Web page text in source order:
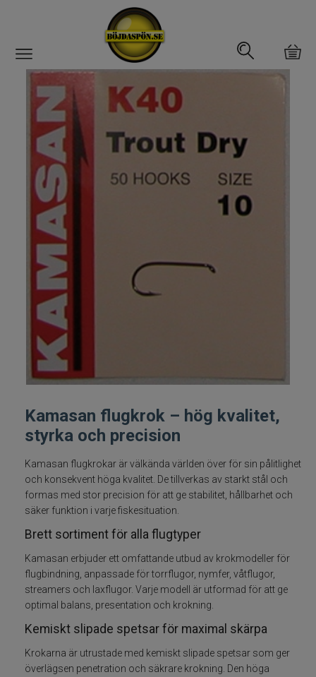
Gäddfemman
Abborrfemman
Interfiske
Rullar
Spön
Fiskeset
Fiskedrag
Fiskelinor
Småplock
Tillbehör
Flugbindning
Bindtråd
Fjäder
Flash och Fiber
Floss
Flugkrok
Kamasan flugkrok – hög kvalitet,
styrka och precision
Kamasan flugkrokar är välkända världen över för sin pålitlighet
och konsekvent höga kvalitet. De tillverkas av starkt stål och
formas med stor precision för att ge stabilitet, hållbarhet och
säker funktion i varje fiskesituation.
Brett sortiment för alla flugtyper
Kamasan erbjuder ett omfattande utbud av krokmodeller för
flugbindning, anpassade för torrflugor, nymfer, våtflugor,
streamers och laxflugor. Varje modell är utformad för att ge
optimal balans, presentation och krokning.
Kemiskt slipade spetsar för maximal skärpa
Krokarna är utrustade med kemiskt slipade spetsar som ger
överlägsen penetration och säkrare krokning. Den höga